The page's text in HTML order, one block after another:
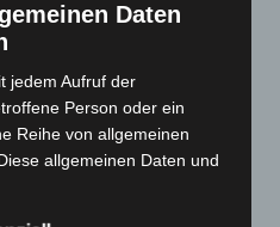
Daten
jedem Aufruf der
Person oder ein
Reihe von allgemeinen
allgemeinen Daten und
können die (1) verwendeten